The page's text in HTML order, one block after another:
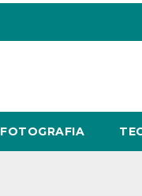
FOTOGRAFIA